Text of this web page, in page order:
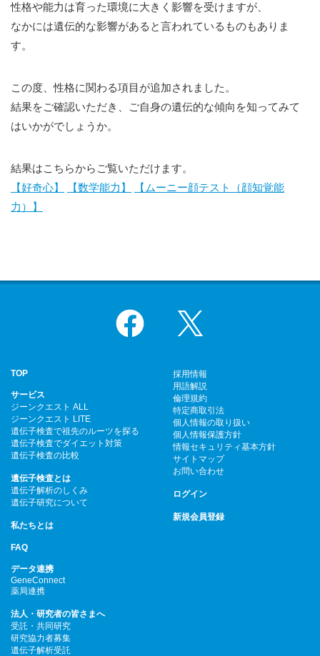
性格や能力は育った環境に大きく影響を受けますが、
なかには遺伝的な影響があると言われているものもありま
す。
この度、性格に関わる項目が追加されました。
結果をご確認いただき、ご自身の遺伝的な傾向を知ってみて
はいかがでしょうか。
結果はこちらからご覧いただけます。
【好奇心】
【数学能力】
【ムーニー顔テスト（顔知覚能
力）】
Facebook
TOP
サービス
ジーンクエスト ALL
ジーンクエスト LITE
遺伝子検査で祖先のルーツを探る
遺伝子検査でダイエット対策
遺伝子検査の比較
遺伝子検査とは
遺伝子解析のしくみ
遺伝子研究について
私たちとは
FAQ
データ連携
GeneConnect
薬局連携
法人・研究者の皆さまへ
受託・共同研究
研究協力者募集
遺伝子解析受託
採用情報
用語解説
倫理規約
特定商取引法
個人情報の取り扱い
個人情報保護方針
情報セキュリティ基本方針
サイトマップ
お問い合わせ
ログイン
新規会員登録